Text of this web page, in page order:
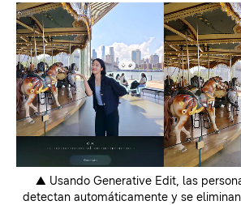
▲ Usando Generative Edit, las
detectan automáticamente y se